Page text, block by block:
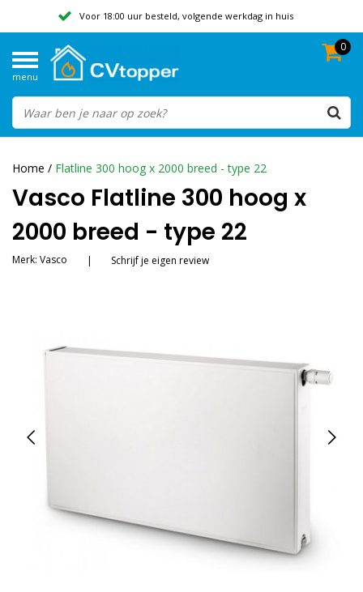
Voor 18:00 uur besteld, volgende werkdag in huis
Beoordeeld met een 9,8
menu
0
Home / Flatline 300 hoog x 2000 breed - type 22
Vasco Flatline 300 hoog x
2000 breed - type 22
Merk: Vasco | Schrijf je eigen review